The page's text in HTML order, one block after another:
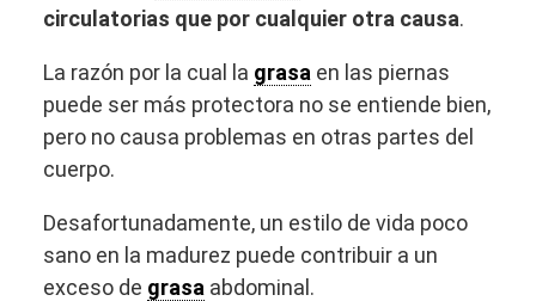
circulatorias que por cualquier otra causa.
La razón por la cual la grasa en las piernas
puede ser más protectora no se entiende bien,
pero no causa problemas en otras partes del
cuerpo.
Desafortunadamente, un estilo de vida poco
sano en la madurez puede contribuir a un
exceso de grasa abdominal.